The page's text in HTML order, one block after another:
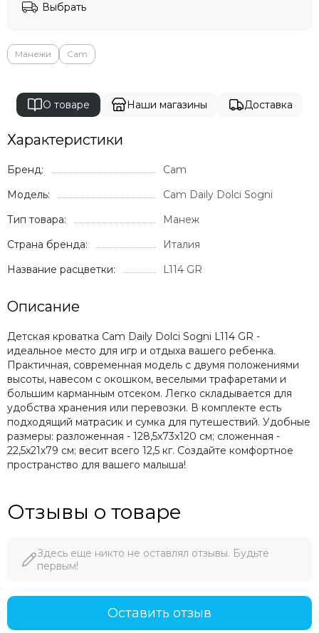
Выбрать
Манежи Cam
О товаре Наши магазины Доставка
Характеристики
Бренд:
Cam
Модель:
Cam Daily Dolci Sogni
Тип товара:
Манеж
Страна бренда:
Италия
Название расцветки:
L114 GR
Описание
Детская кроватка Cam Daily Dolci Sogni L114 GR -
идеальное место для игр и отдыха вашего ребенка.
Практичная, современная модель с двумя положениями
высоты, навесом с окошком, веселыми трафаретами и
большим карманным отсеком. Легко складывается для
удобства хранения или перевозки. В комплекте есть
подходящий матрасик и сумка для путешествий. Удобные
размеры: разложенная - 128,5x73x120 см; сложенная -
22,5x21x79 cм; весит всего 12,5 кг. Создайте комфортное
пространство для вашего малыша!
Отзывы о товаре
Здесь еще никто не оставлял отзывы. Будьте
первым!
Оставить отзыв